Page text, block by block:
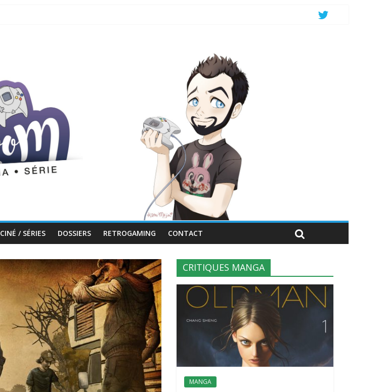
CINÉ / SÉRIES DOSSIERS RETROGAMING CONTACT
CRITIQUES MANGA
MANGA